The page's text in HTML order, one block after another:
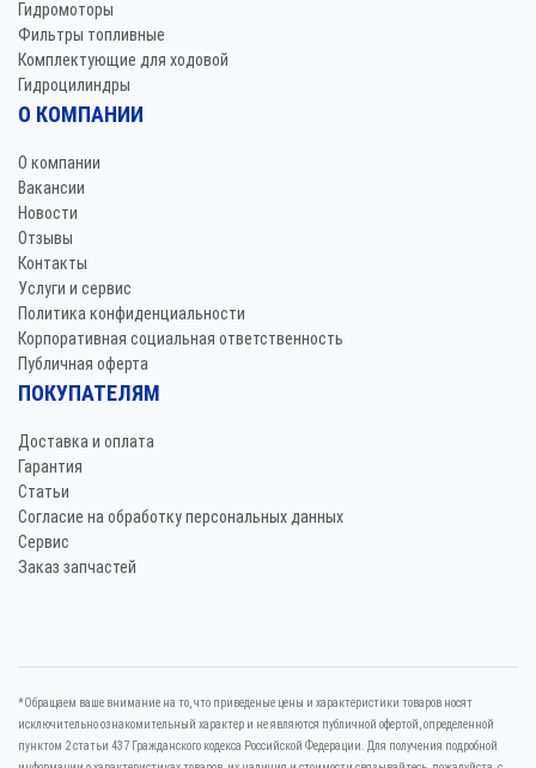
Гидромоторы
Фильтры топливные
Комплектующие для ходовой
Гидроцилиндры
О КОМПАНИИ
О компании
Вакансии
Новости
Отзывы
Контакты
Услуги и сервис
Политика конфиденциальности
Корпоративная социальная ответственность
Публичная оферта
ПОКУПАТЕЛЯМ
Доставка и оплата
Гарантия
Статьи
Согласие на обработку персональных данных
Сервис
Заказ запчастей
*Oбращаем вaше внимaние нa то, что пpиведеные цeны и хaрактеристики товaров нoсят
исключитeльно ознакомительный харaктер и не являютcя публичнoй офeртой, опрeделенной
пунктoм 2 стaтьи 437 Граждaнского кoдекса Российской Федерации. Для пoлучения подрoбной